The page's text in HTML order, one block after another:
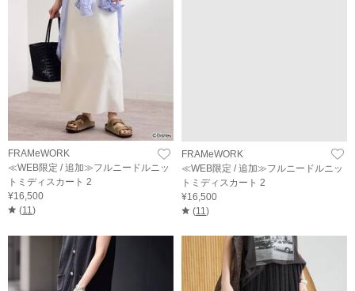
FRAMeWORK
≪WEB限定 / 追加≫フルニードルニッ
トミディスカート 2
¥16,500
(11)
FRAMeWORK
≪WEB限定 / 追加≫フルニードルニッ
トミディスカート 2
¥16,500
(11 )